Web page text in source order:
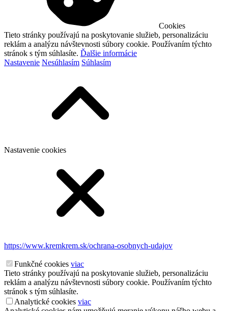
Cookies
Tieto stránky používajú na poskytovanie služieb, personalizáciu
reklám a analýzu návštevnosti súbory cookie. Používaním týchto
stránok s tým súhlasíte. Ďalšie informácie
Nastavenie Nesúhlasím Súhlasím
Nastavenie cookies
https://www.kremkrem.sk/ochrana-osobnych-udajov
Funkčné cookies viac
Tieto stránky používajú na poskytovanie služieb, personalizáciu
reklám a analýzu návštevnosti súbory cookie. Používaním týchto
stránok s tým súhlasíte.
Analytické cookies viac